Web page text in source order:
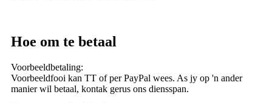
Hoe om te betaal
Voorbeeldbetaling:
Voorbeeldfooi kan TT of per PayPal wees. As jy op 'n ander
manier wil betaal, kontak gerus ons diensspan.